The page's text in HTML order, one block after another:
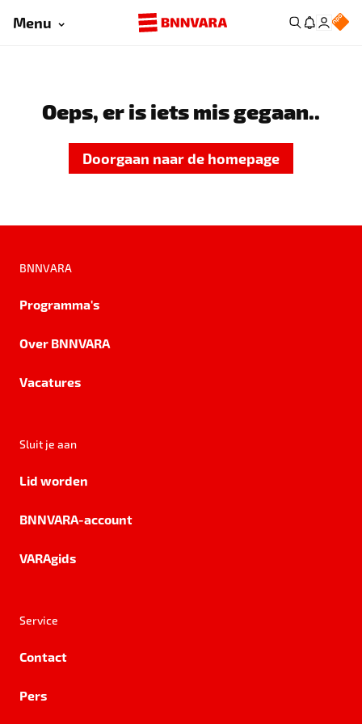
Menu
Oeps, er is iets mis gegaan..
Doorgaan naar de homepage
BNNVARA
Programma's
Over BNNVARA
Vacatures
Sluit je aan
Lid worden
BNNVARA-account
VARAgids
Service
Contact
Pers